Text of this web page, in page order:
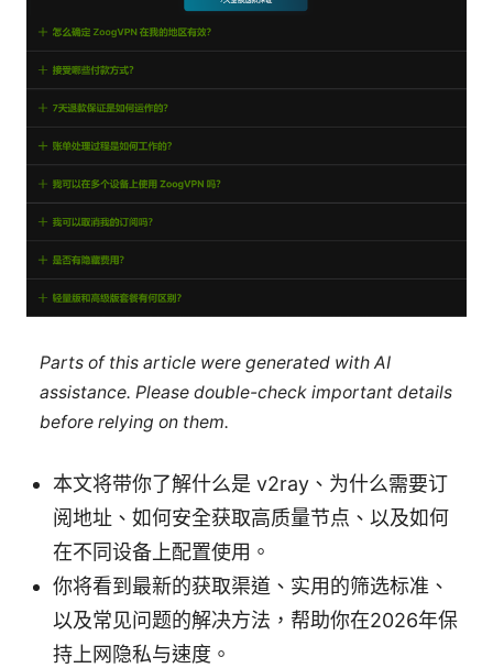
Parts of this article were generated with AI
assistance. Please double-check important details
before relying on them.
本文将带你了解什么是 v2ray、为什么需要订
阅地址、如何安全获取高质量节点、以及如何
在不同设备上配置使用。
你将看到最新的获取渠道、实用的筛选标准、
以及常见问题的解决方法，帮助你在2026年保
持上网隐私与速度。